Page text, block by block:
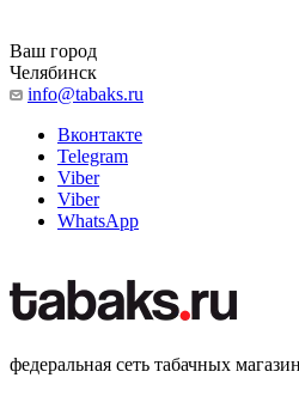
Ваш город
Челябинск
info@tabaks.ru
Вконтакте
Telegram
Viber
Viber
WhatsApp
федеральная сеть табачных